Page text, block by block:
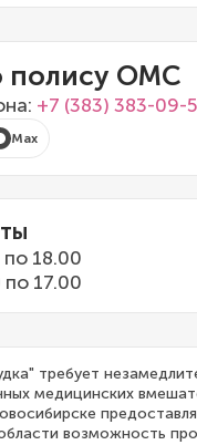
полису ОМС
+7 (383) 383-09-
Max
18.00
17.00
требует
медицинских
возможность